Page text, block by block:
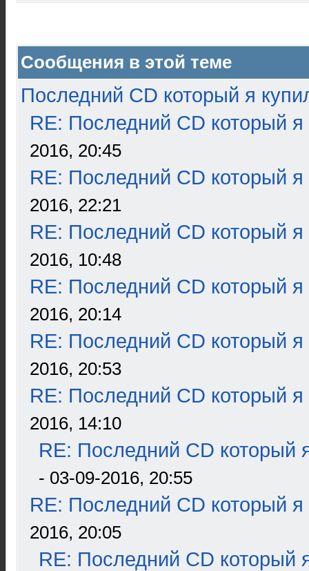
Сообщения в этой теме
Последний CD который я
RE: Последний CD который я
2016, 20:45
RE: Последний CD который я
2016, 22:21
RE: Последний CD который я
2016, 10:48
RE: Последний CD который я
2016, 20:14
RE: Последний CD который я
2016, 20:53
RE: Последний CD который я
2016, 14:10
RE: Последний CD который
- 03-09-2016, 20:55
RE: Последний CD который я
2016, 20:05
RE: Последний CD который